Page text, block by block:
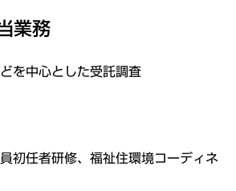
業務
を中心とした受託調査
初任者研修、福祉住環境コーディネ